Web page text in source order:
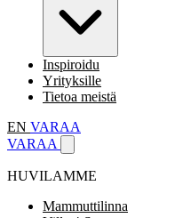
Inspiroidu
Yrityksille
Tietoa meistä
EN VARAA
VARAA
HUVILAMME
Mammuttilinna